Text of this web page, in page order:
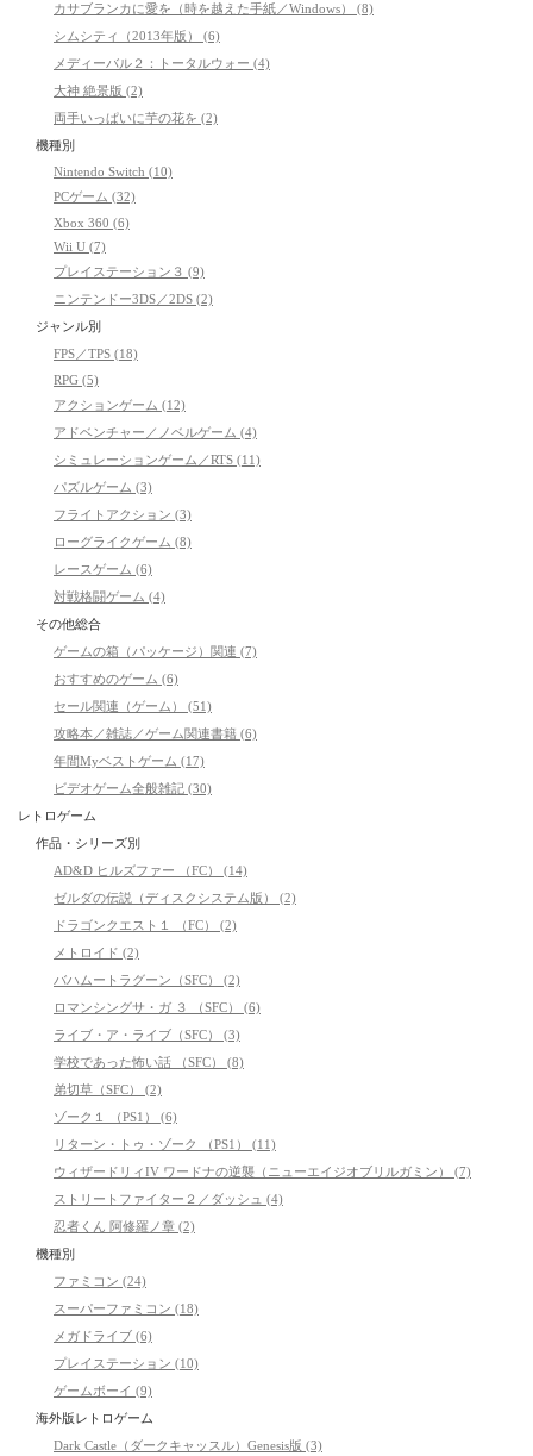
カサブランカに愛を（時を越えた手紙／Windows） (8)
シムシティ（2013年版） (6)
メディーバル２：トータルウォー (4)
大神 絶景版 (2)
両手いっぱいに芋の花を (2)
機種別
Nintendo Switch (10)
PCゲーム (32)
Xbox 360 (6)
Wii U (7)
プレイステーション３ (9)
ニンテンドー3DS／2DS (2)
ジャンル別
FPS／TPS (18)
RPG (5)
アクションゲーム (12)
アドベンチャー／ノベルゲーム (4)
シミュレーションゲーム／RTS (11)
パズルゲーム (3)
フライトアクション (3)
ローグライクゲーム (8)
レースゲーム (6)
対戦格闘ゲーム (4)
その他総合
ゲームの箱（パッケージ）関連 (7)
おすすめのゲーム (6)
セール関連（ゲーム） (51)
攻略本／雑誌／ゲーム関連書籍 (6)
年間Myベストゲーム (17)
ビデオゲーム全般雑記 (30)
レトロゲーム
作品・シリーズ別
AD&D ヒルズファー （FC） (14)
ゼルダの伝説（ディスクシステム版） (2)
ドラゴンクエスト１ （FC） (2)
メトロイド (2)
バハムートラグーン（SFC） (2)
ロマンシングサ・ガ ３ （SFC） (6)
ライブ・ア・ライブ（SFC） (3)
学校であった怖い話 （SFC） (8)
弟切草（SFC） (2)
ゾーク１ （PS1） (6)
リターン・トゥ・ゾーク （PS1） (11)
ウィザードリィIV ワードナの逆襲（ニューエイジオブリルガミン） (7)
ストリートファイター２／ダッシュ (4)
忍者くん 阿修羅ノ章 (2)
機種別
ファミコン (24)
スーパーファミコン (18)
メガドライブ (6)
プレイステーション (10)
ゲームボーイ (9)
海外版レトロゲーム
Dark Castle（ダークキャッスル）Genesis版 (3)